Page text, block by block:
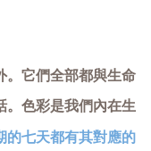
。它們全部都與生命
。色彩是我們內在生
的七天都有其對應的